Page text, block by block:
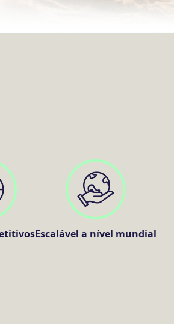
Escalável a nível mundial